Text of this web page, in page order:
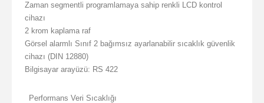
Zaman segmentli programlamaya sahip renkli LCD kontrol
cihazı
2 krom kaplama raf
Görsel alarmlı Sınıf 2 bağımsız ayarlanabilir sıcaklık güvenlik
cihazı (DIN 12880)
Bilgisayar arayüzü: RS 422
Performans Veri Sıcaklığı